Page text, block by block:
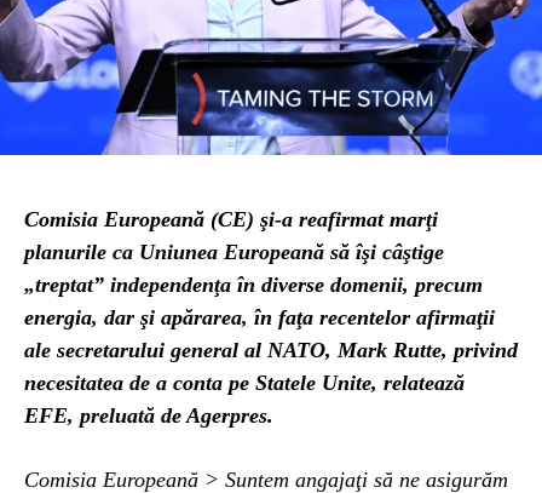
Comisia Europeană (CE) şi-a reafirmat marţi
planurile ca Uniunea Europeană să îşi câştige
„treptat” independenţa în diverse domenii, precum
energia, dar şi apărarea, în faţa recentelor afirmaţii
ale secretarului general al NATO, Mark Rutte, privind
necesitatea de a conta pe Statele Unite, relatează
EFE, preluată de Agerpres.
Comisia Europeană > Suntem angajaţi să ne asigurăm